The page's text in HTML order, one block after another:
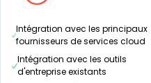
Intégration avec les principaux
fournisseurs de services cloud
Intégration avec les outils
d'entreprise existants